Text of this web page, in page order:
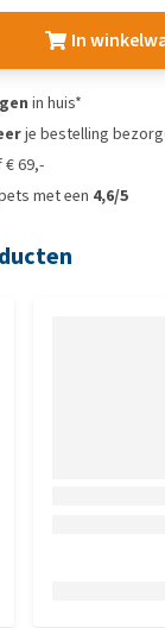
In
in huis*
je bestelling
69,-
met een 4,6/5